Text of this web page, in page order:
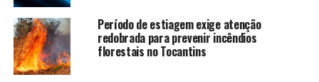
Período de estiagem exige atenção
redobrada para prevenir incêndios
florestais no Tocantins